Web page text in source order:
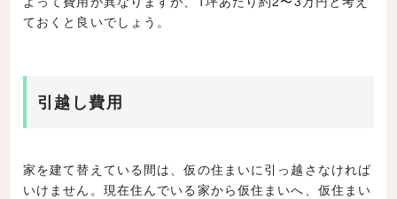
ておくと良いでしょう。
引越し費用
家を建て替えている間は、仮の住まいに引っ越さなければ
いけません。現在住んでいる家から仮住まいへ、仮住まい